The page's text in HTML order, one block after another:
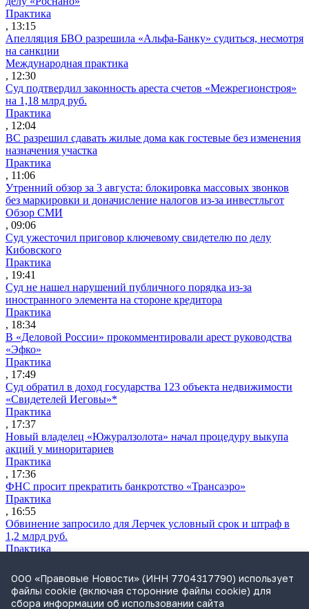
Практика
, 13:15
Апелляция БВО разрешила «Альфа-Банку» судиться, несмотря
на санкции
Международная практика
, 12:30
Суд подтвердил законность ареста счетов «Межрегионстроя»
на 1,18 млрд руб.
Практика
, 12:04
ВС разрешил сдавать жилые дома как гостевые без изменения
назначения участка
Практика
, 11:06
Утренний обзор за 3 августа: блокировка массовых звонков
без маркировки и доначисление налогов из-за инвестльгот
Обзор СМИ
, 09:06
Суд ужесточил приговор ключевому свидетелю по делу
Кибовского
Практика
, 19:41
Суд не нашел нарушений публичного порядка из-за
иностранного элемента на стороне кредитора
Практика
, 18:34
В «Деловой России» прокомментировали арест руководства
«Эфко»
Практика
, 17:49
Суд обратил в доход государства 123 объекта недвижимости
«Свидетелей Иеговы»*
Практика
, 17:37
Новый владелец «Южуралзолота» начал процедуру выкупа
акций у миноритариев
Практика
, 17:36
ФНС просит прекратить банкротство «Трансаэро»
Практика
, 16:55
Обвинение запросило для Лерчек условный срок и штраф в
1,2 млрд руб.
Практика
Суд подтвердил право фермера на выкуп арендуемого
сельхозучастка
Практика
ООО «Правовые Новости» (ИНН 7704317790) использует
файлы cookie (включая сторонние файлы cookie) для
сбора информации об использовании сайта